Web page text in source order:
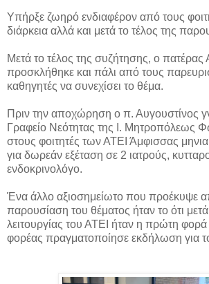
Υπήρξε ζωηρό ενδιαφέρον από τους
διάρκεια αλλά και μετά το τέλος της
Μετά το τέλος της συζήτησης, ο πατέρας
προσκλήθηκε και πάλι από τους
καθηγητές να συνεχίσει το θέμα.
Πριν την αποχώρηση ο π. Αυγουστίνος
Γραφείο Νεότητας της Ι. Μητροπόλεως
στους φοιτητές των ΑΤΕΙ Άμφισσας
για δωρεάν εξέταση σε 2 ιατρούς,
ενδοκρινολόγο.
Ένα άλλο αξιοσημείωτο που προέκυψε
παρουσίαση του θέματος ήταν το ότι
λειτουργίας του ΑΤΕΙ ήταν η πρώτη
φορέας πραγματοποίησε εκδήλωση για